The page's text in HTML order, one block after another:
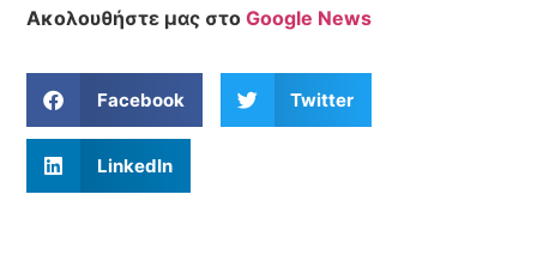
Ακολουθήστε μας στοGoogle News
Facebook Twitter
LinkedIn